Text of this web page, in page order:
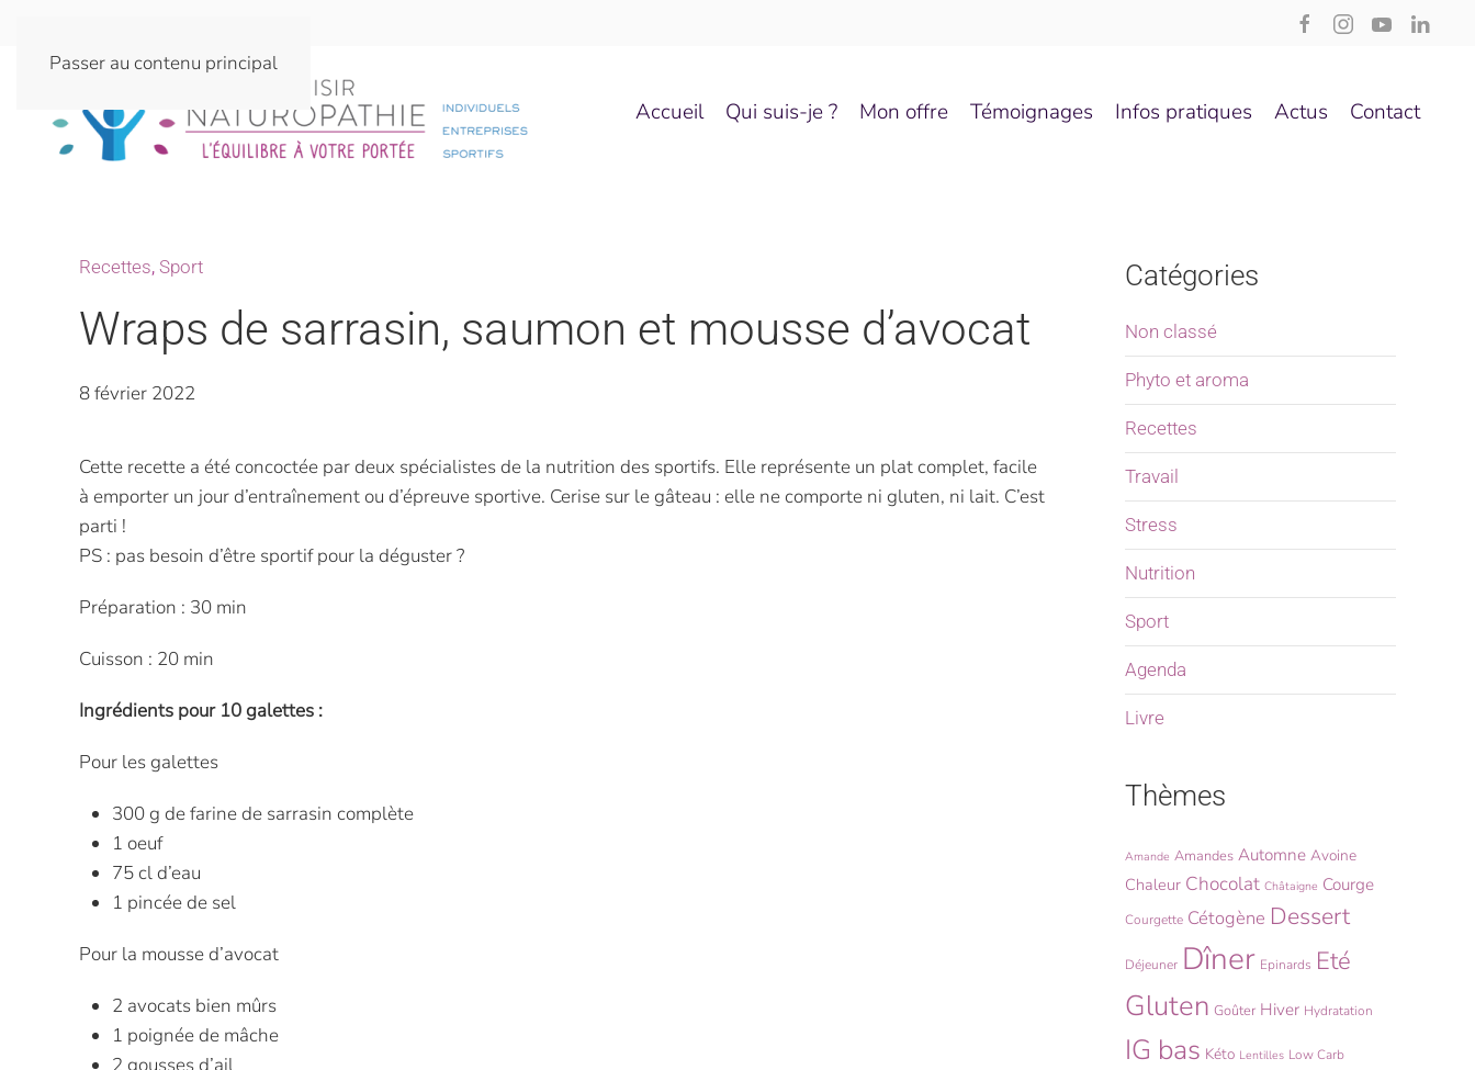
Passer au contenu principal
Accueil Qui suis-je ? Mon offre Témoignages Infos pratiques Actus Contact
Recettes, Sport
Wraps de sarrasin, saumon et mousse d’avocat
8 février 2022
Cette recette a été concoctée par deux spécialistes de la nutrition des sportifs. Elle représente un plat complet, facile
à emporter un jour d’entraînement ou d’épreuve sportive. Cerise sur le gâteau : elle ne comporte ni gluten, ni lait. C’est
parti !
PS : pas besoin d’être sportif pour la déguster ?
Préparation : 30 min
Cuisson : 20 min
Ingrédients pour 10 galettes :
Pour les galettes
300 g de farine de sarrasin complète
1 oeuf
75 cl d’eau
1 pincée de sel
Pour la mousse d’avocat
2 avocats bien mûrs
1 poignée de mâche
Catégories
Non classé
Phyto et aroma
Recettes
Travail
Stress
Nutrition
Sport
Agenda
Livre
Thèmes
Amande Amandes Automne Avoine
Chaleur Chocolat Châtaigne Courge
Courgette Cétogène Dessert
Déjeuner Dîner Epinards Eté
Gluten Goûter Hiver Hydratation
IG bas Kéto Lentilles Low Carb